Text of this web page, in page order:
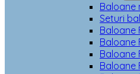
Baloane
Seturi
Baloane
Baloane
Baloane
Baloane